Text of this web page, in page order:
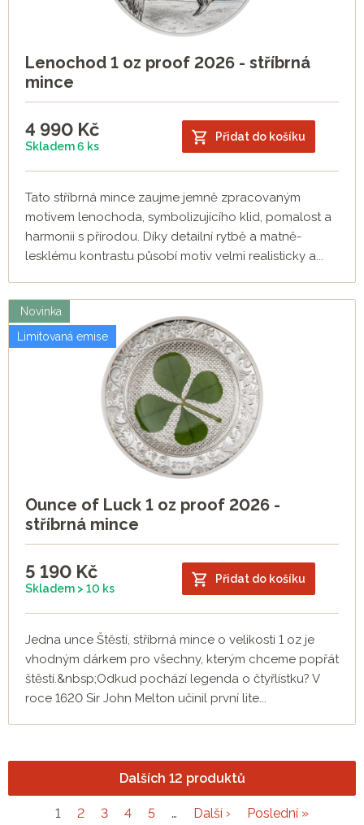
Lenochod 1 oz proof 2026 - stříbrná
mince
4 990 Kč
Skladem 6 ks
Přidat do košíku
Tato stříbrná mince zaujme jemně zpracovaným
motivem lenochoda, symbolizujícího klid, pomalost a
harmonii s přírodou. Díky detailní rytbě a matně-
lesklému kontrastu působí motiv velmi realisticky a...
Novinka
Limitovaná emise
Ounce of Luck 1 oz proof 2026 -
stříbrná mince
5 190 Kč
Skladem > 10 ks
Přidat do košíku
Jedna unce Štěstí, stříbrná mince o velikosti 1 oz je
vhodným dárkem pro všechny, kterým chceme popřát
štěstí.&nbsp;Odkud pochází legenda o čtyřlístku? V
roce 1620 Sir John Melton učinil první lite...
Dalších 12 produktů
1 2 3 4 5 … Další › Poslední »